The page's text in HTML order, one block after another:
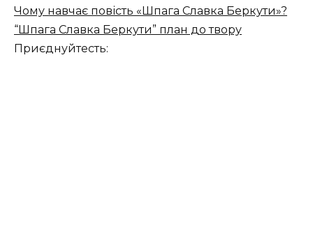
Чому навчає повість «Шпага Славка Беркути»?
“Шпага Славка Беркути” план до твору
Приєднуйтесть: